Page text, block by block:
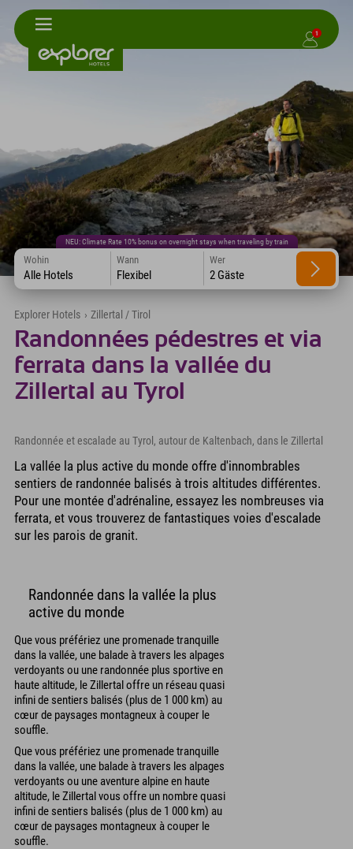
1
NEU: Climate Rate 10% bonus on overnight stays when traveling by train
Wohin
Alle Hotels
Wann
Flexibel
Wer
2 Gäste
Explorer Hotels › Zillertal / Tirol
Randonnées pédestres et via
ferrata dans la vallée du
Zillertal au Tyrol
Randonnée et escalade au Tyrol, autour de Kaltenbach, dans le Zillertal
La vallée la plus active du monde offre d'innombrables
sentiers de randonnée balisés à trois altitudes différentes.
Pour une montée d'adrénaline, essayez les nombreuses via
ferrata, et vous trouverez de fantastiques voies d'escalade
sur les parois de granit.
Randonnée dans la vallée la plus
active du monde
Que vous préfériez une promenade tranquille
dans la vallée, une balade à travers les alpages
verdoyants ou une randonnée plus sportive en
haute altitude, le Zillertal offre un réseau quasi
infini de sentiers balisés (plus de 1 000 km) au
cœur de paysages montagneux à couper le
souffle.
Que vous préfériez une promenade tranquille
dans la vallée, une balade à travers les alpages
verdoyants ou une aventure alpine en haute
altitude, le Zillertal vous offre un nombre quasi
infini de sentiers balisés (plus de 1 000 km) au
cœur de paysages montagneux à couper le
souffle.